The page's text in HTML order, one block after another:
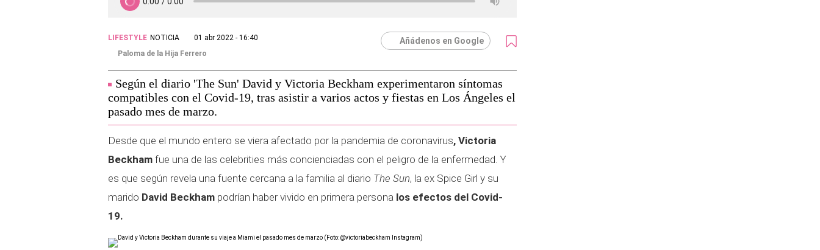
LIFESTYLE NOTICIA
01 abr 2022 - 16:40
Paloma de la Hija Ferrero
Añádenos en Google
Según el diario 'The Sun' David y Victoria Beckham experimentaron síntomas
compatibles con el Covid-19, tras asistir a varios actos y fiestas en Los Ángeles el
pasado mes de marzo.
Desde que el mundo entero se viera afectado por la pandemia de coronavirus, Victoria
Beckham fue una de las celebrities más concienciadas con el peligro de la enfermedad. Y
es que según revela una fuente cercana a la familia al diario The Sun, la ex Spice Girl y su
marido David Beckham podrían haber vivido en primera persona los efectos del Covid-
19.